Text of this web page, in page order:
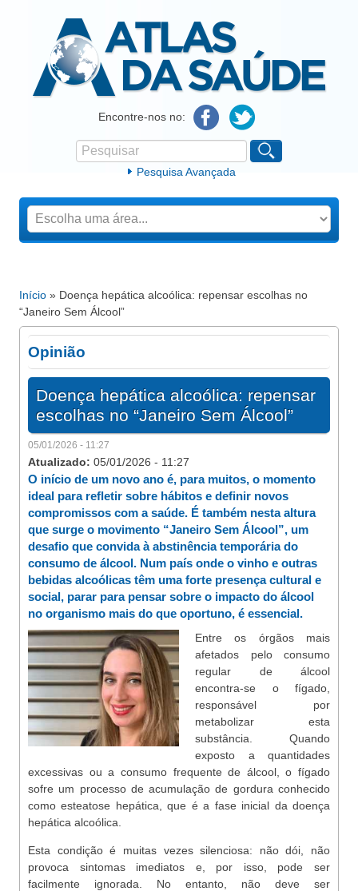
Atlas da SaúdeEncontre-nos no:
Formulário de procura
Pesquisar
Pesquisa Avançada
Está aqui
Início » Doença hepática alcoólica: repensar escolhas no
“Janeiro Sem Álcool”
Opinião
Doença hepática alcoólica: repensar
escolhas no “Janeiro Sem Álcool”
05/01/2026 - 11:27
Atualizado: 05/01/2026 - 11:27
O início de um novo ano é, para muitos, o momento
ideal para refletir sobre hábitos e definir novos
compromissos com a saúde. É também nesta altura
que surge o movimento “Janeiro Sem Álcool”, um
desafio que convida à abstinência temporária do
consumo de álcool. Num país onde o vinho e outras
bebidas alcoólicas têm uma forte presença cultural e
social, parar para pensar sobre o impacto do álcool
no organismo mais do que oportuno, é essencial.
Entre os órgãos mais
afetados pelo consumo
regular de álcool
encontra-se o fígado,
responsável por
metabolizar esta
substância. Quando
exposto a quantidades
excessivas ou a consumo frequente de álcool, o fígado
sofre um processo de acumulação de gordura conhecido
como esteatose hepática, que é a fase inicial da doença
hepática alcoólica.
Esta condição é muitas vezes silenciosa: não dói, não
provoca sintomas imediatos e, por isso, pode ser
facilmente ignorada. No entanto, não deve ser